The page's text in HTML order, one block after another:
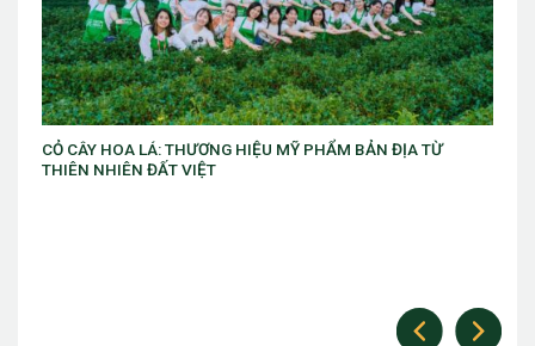
BẢN ĐỊA TỪ
VIB ra mắt chương trình “VIB Swing – Mở
làm chủ thời cuộc” với ưu đãi Golf lên đến